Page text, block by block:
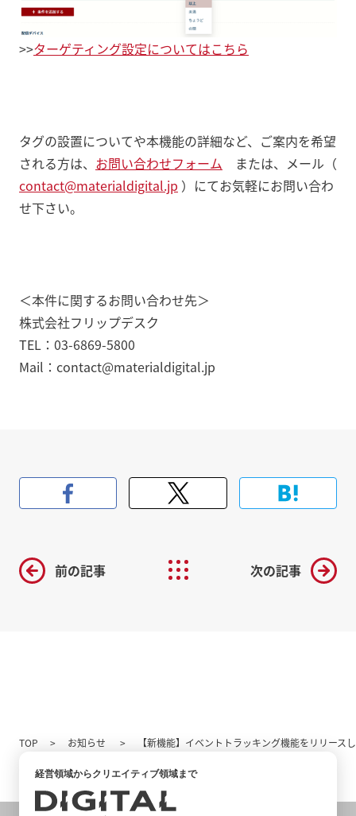
>>ターゲティング設定についてはこちら
タグの設置についてや本機能の詳細など、ご案内を希望
される方は、 お問い合わせフォーム または、メール（
contact@materialdigital.jp ）にてお気軽にお問い合わ
せ下さい。
＜本件に関するお問い合わせ先＞
株式会社フリップデスク
TEL：03-6869-5800
Mail：contact@materialdigital.jp
前の記事 次の記事
TOP お知らせ 【新機能】イベントトラッキング機能をリリース
経営領域からクリエイティブ領域まで